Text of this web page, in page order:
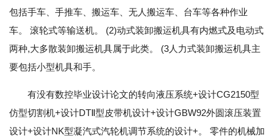
包括手车、手推车、搬运车、无人搬运车、台车等各种作业
车。 滚轮式等输送机。 (2)动式装卸搬运机具有内燃式及电动式
两种,大多散装卸搬运机具属于此类。 (3人力式装卸搬运机具主
要包括小型机具和手。
有没有数控毕业设计论文的转向液压系统+设计CG2150型
仿型切割机+设计DTⅡ型皮带机设计+设计GBW92外圆滚压装置
设计+设计NK型凝汽式汽轮机调节系统的设计+。 零件的机械加